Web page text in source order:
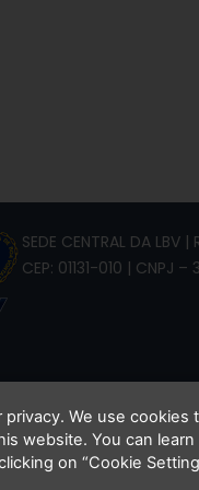
SEDE CENTRAL DA
CEP: 01131-010 |
privacy. We use
website. You can
on “Cookie